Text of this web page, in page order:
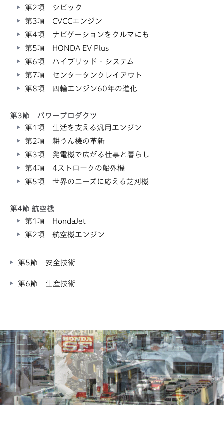
第2項 シビック
第3項 CVCCエンジン
第4項 ナビゲーションをクルマにも
第5項 HONDA EV Plus
第6項 ハイブリッド・システム
第7項 センタータンクレイアウト
第8項 四輪エンジン60年の進化
第3節 パワープロダクツ
第1項 生活を支える汎用エンジン
第2項 耕うん機の革新
第3項 発電機で広がる仕事と暮らし
第4項 4ストロークの船外機
第5項 世界のニーズに応える芝刈機
第4節 航空機
第1項 HondaJet
第2項 航空機エンジン
第5節 安全技術
第6節 生産技術